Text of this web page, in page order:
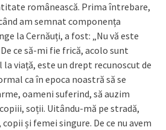
românească. Prima întrebare,
am semnat componența
la Cernăuți, a fost: „Nu vă este
ce să-mi fie frică, acolo sunt
viață, este un drept recunoscut de
ca în epoca noastră să se
oameni suferind, să auzim
soții. Uitându-mă pe stradă,
și femei singure. De ce nu avem